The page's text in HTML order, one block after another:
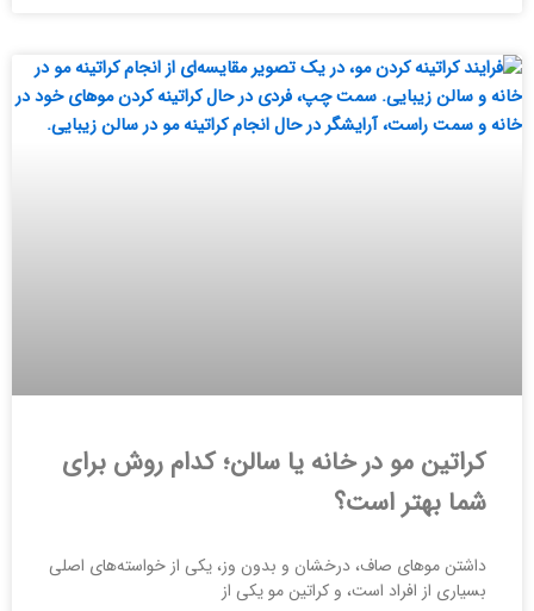
کراتین مو در خانه یا سالن؛ کدام روش برای
شما بهتر است؟
داشتن موهای صاف، درخشان و بدون وز، یکی از خواسته‌های اصلی
بسیاری از افراد است، و کراتین مو یکی از